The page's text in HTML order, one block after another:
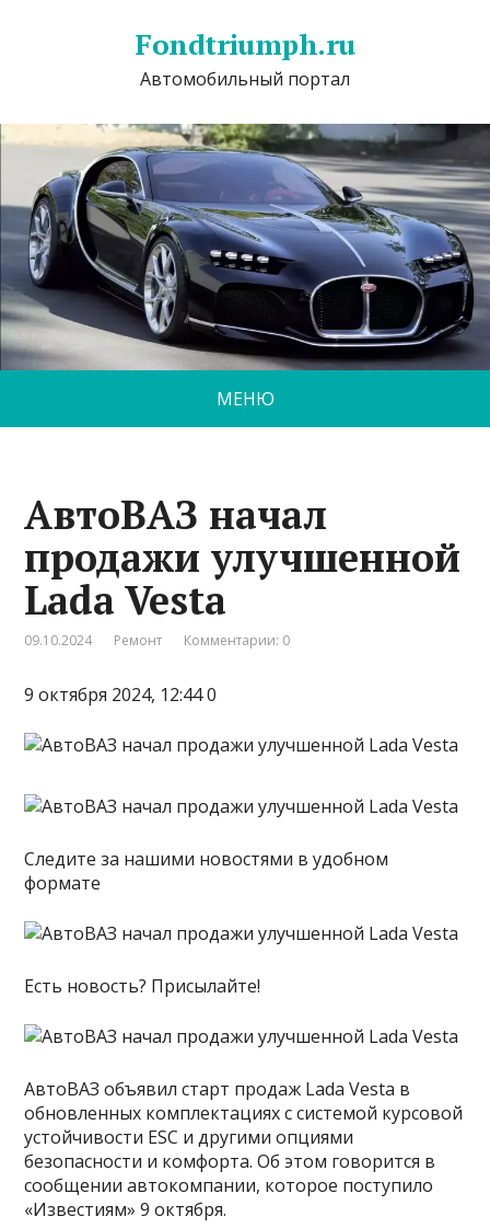
Fondtriumph.ru
Автомобильный портал
МЕНЮ
АвтоВАЗ начал
продажи улучшенной
Lada Vesta
09.10.2024 Ремонт Комментарии: 0
9 октября 2024, 12:44 0
Следите за нашими новостями в удобном
формате
Есть новость? Присылайте!
АвтоВАЗ объявил старт продаж Lada Vesta в
обновленных комплектациях с системой курсовой
устойчивости ESC и другими опциями
безопасности и комфорта. Об этом говорится в
сообщении автокомпании, которое поступило
«Известиям» 9 октября.